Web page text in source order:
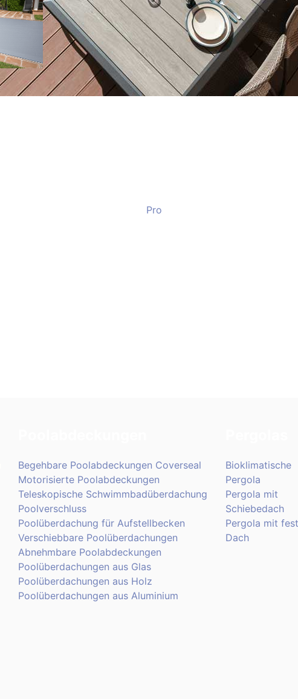
Pro
Begehbare Poolabdeckungen Coverseal
Motorisierte Poolabdeckungen
Teleskopische Schwimmbadüberdachung
Poolverschluss
Poolüberdachung für Aufstellbecken
Verschiebbare Poolüberdachungen
Abnehmbare Poolabdeckungen
Poolüberdachungen aus Glas
Poolüberdachungen aus Holz
Poolüberdachungen aus Aluminium
Bioklimatische
Pergola
Pergola mit
Schiebedach
Pergola mit
Dach